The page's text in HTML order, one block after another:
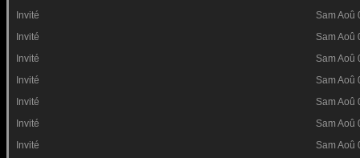
Invité
Sam Aoû
Invité
Sam Aoû
Invité
Sam Aoû
Invité
Sam Aoû
Invité
Sam Aoû
Invité
Sam Aoû
Invité
Sam Aoû